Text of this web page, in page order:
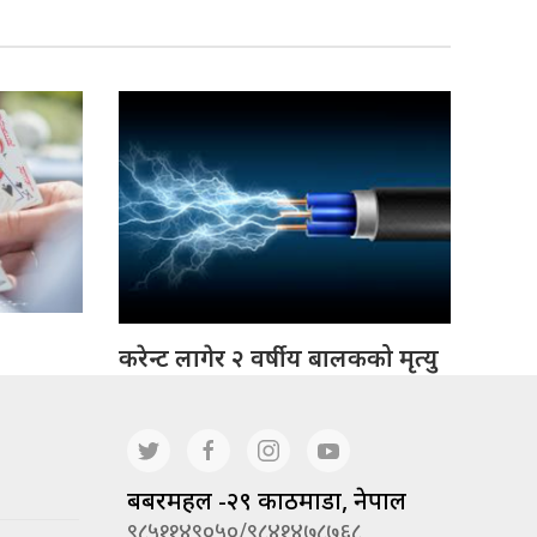
करेन्ट लागेर २ वर्षीय बालकको मृत्यु
बबरमहल -२९ काठमाडौं, नेपाल